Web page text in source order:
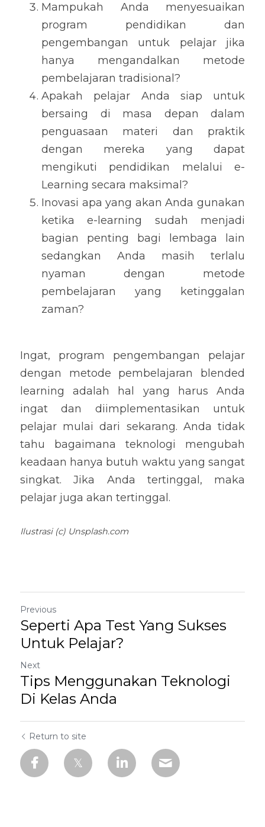
Mampukah Anda menyesuaikan
program pendidikan dan
pengembangan untuk pelajar jika
hanya mengandalkan metode
pembelajaran tradisional?
Apakah pelajar Anda siap untuk
bersaing di masa depan dalam
penguasaan materi dan praktik
dengan mereka yang dapat
mengikuti pendidikan melalui e-
Learning secara maksimal?
Inovasi apa yang akan Anda gunakan
ketika e-learning sudah menjadi
bagian penting bagi lembaga lain
sedangkan Anda masih terlalu
nyaman dengan metode
pembelajaran yang ketinggalan
zaman?
Ingat, program pengembangan pelajar
dengan metode pembelajaran blended
learning adalah hal yang harus Anda
ingat dan diimplementasikan untuk
pelajar mulai dari sekarang. Anda tidak
tahu bagaimana teknologi mengubah
keadaan hanya butuh waktu yang sangat
singkat. Jika Anda tertinggal, maka
pelajar juga akan tertinggal.
Ilustrasi (c) Unsplash.com
Previous
Seperti Apa Test Yang Sukses
Untuk Pelajar?
Next
Tips Menggunakan Teknologi
Di Kelas Anda
Return to site